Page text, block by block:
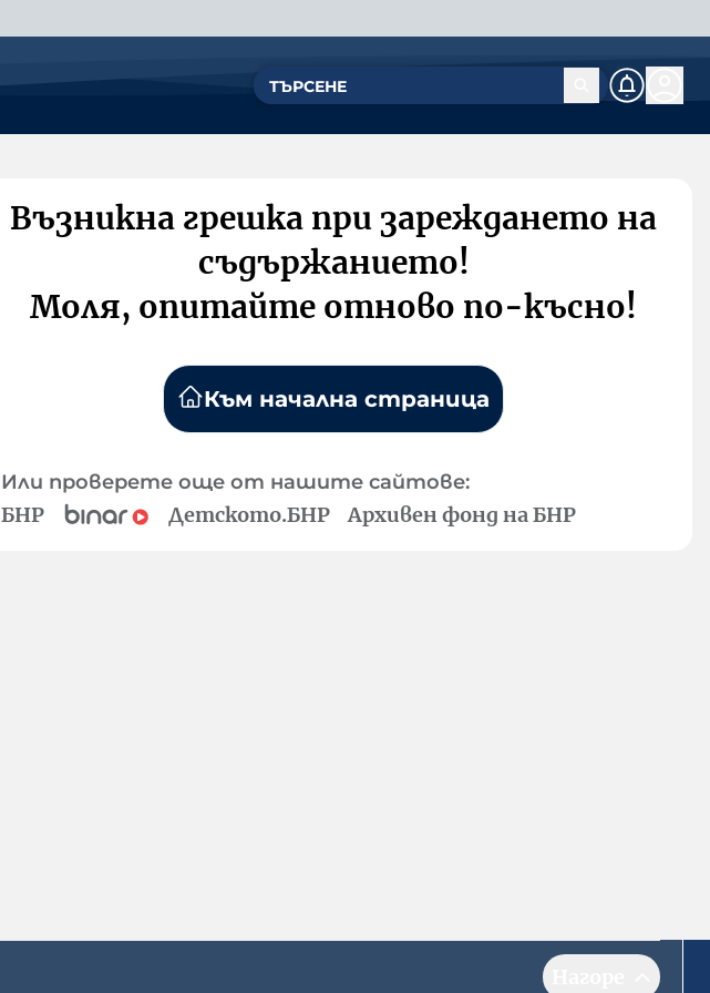
Възникна грешка при зареждането на
съдържанието!
Моля, опитайте отново по-късно!
Към начална страница
Или проверете още от нашите сайтове:
БНР Детското.БНР Архивен фонд на БНР